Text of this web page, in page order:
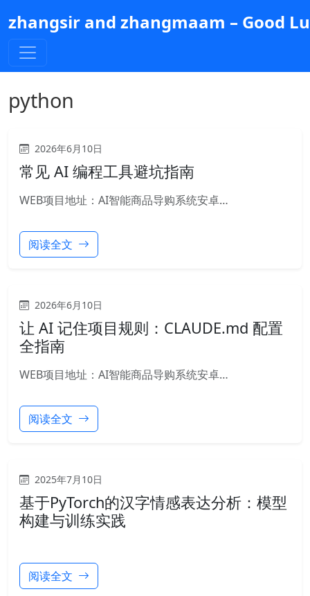
到
主
内
容
zhangsir and zhangmaam – Good
python
2026年6月10日
常见 AI 编程工具避坑指南
WEB项目地址：AI智能商品导购系统安卓…
阅读全文
2026年6月10日
让 AI 记住项目规则：CLAUDE.md 配置
全指南
WEB项目地址：AI智能商品导购系统安卓…
阅读全文
2025年7月10日
基于PyTorch的汉字情感表达分析：模型
构建与训练实践
阅读全文